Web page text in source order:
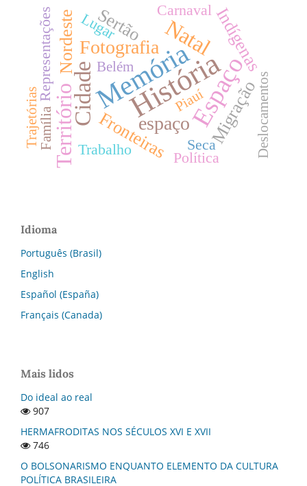
História
MemóriaEspaço
Cidade
Território
Natal
Fotografia
espaço Migração
Fronteiras
Sertão Indígenas
Nordeste
Trabalho Seca
Política
Carnaval
Lugar
Representações
Deslocamentos
Trajetórias Piauí
Família
Belém
Idioma
Português (Brasil)
English
Español (España)
Français (Canada)
Mais lidos
Do ideal ao real
907
HERMAFRODITAS NOS SÉCULOS XVI E XVII
746
O BOLSONARISMO ENQUANTO ELEMENTO DA CULTURA
POLÍTICA BRASILEIRA